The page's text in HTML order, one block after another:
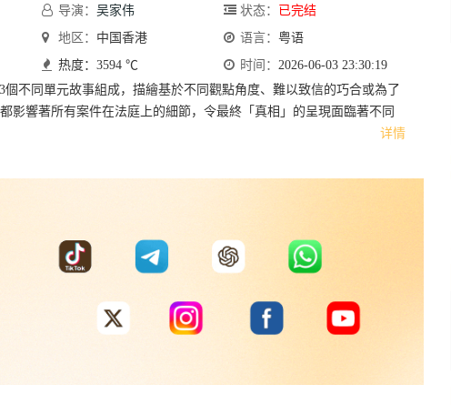
导演： 吴家伟 状态：
已完结
地区： 中国香港 语言： 粤语
热度：3594 ℃ 时间： 2026-06-03 23:30:19
详情
3個不同單元故事組成，描繪基於不同觀點角度、難以致信的巧合或為了
影響著所有案件在法庭上的細節，令最終「真相」的呈現面臨著不同